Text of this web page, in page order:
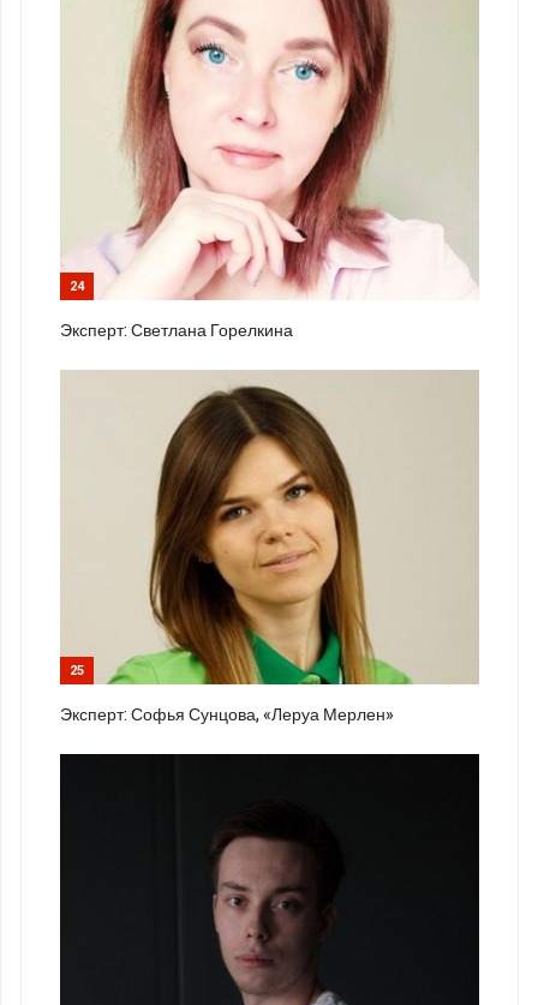
24
Эксперт: Светлана Горелкина
25
Эксперт: Софья Сунцова, «Леруа Мерлен»